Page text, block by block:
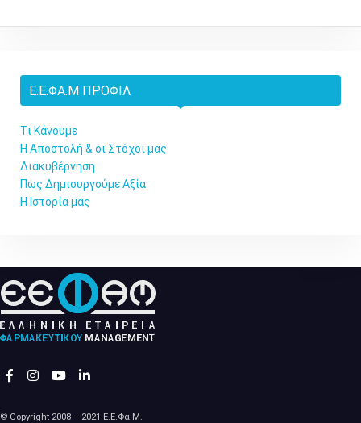
Ε.Ε.ΦΑ.Μ ΠΡΟΦΊΛ
Τι Κάνουμε
Η Αποστολή & οι Στόχοι μας
Διακυβέρνηση
Πως Δημιουργούμε Αξία
Η Ιστορία μας
© Copyright 2008 – 2021 Ε.Ε.Φα.Μ.